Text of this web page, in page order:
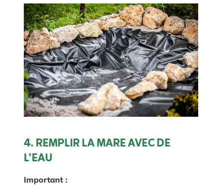
4. REMPLIR LA MARE AVEC DE
L’EAU
Important :